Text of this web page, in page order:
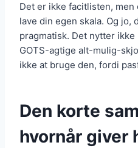
Det er ikke facitlisten, men
lave din egen skala. Og jo,
pragmatisk. Det nytter
GOTS-agtige alt-mulig-
ikke at bruge den, fordi
Den korte
hvornår giver